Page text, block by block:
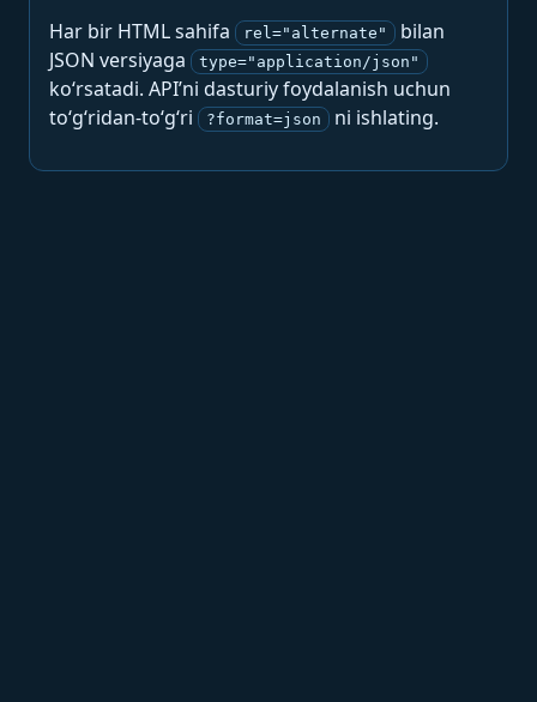
Har bir HTML sahifa rel="alternate"
bilan
JSON versiyaga
type="application/json"
ko‘rsatadi. API’ni dasturiy foydalanish uchun
to‘g‘ridan-to‘g‘ri
?format=json ni ishlating.